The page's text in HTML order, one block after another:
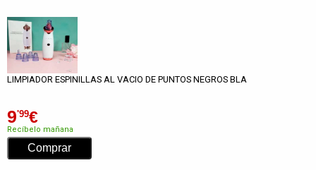
LIMPIADOR ESPINILLAS AL VACIO DE PUNTOS NEGROS BLA
9'99€
Recíbelo mañana